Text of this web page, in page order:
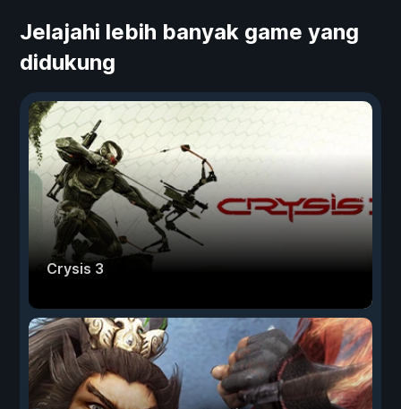
Jelajahi lebih banyak game yang
didukung
Crysis 3